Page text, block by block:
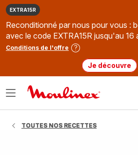
EXTRA15R
Reconditionné par nous pour vous :
avec le code EXTRA15R jusqu'au 16
Conditions de l'offre
Je découvre
Ouvrir
TOUTES NOS RECETTES